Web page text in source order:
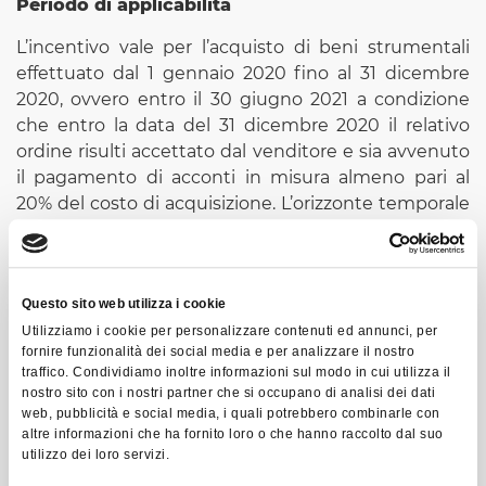
Questo sito web utilizza i cookie
Utilizziamo i cookie per personalizzare contenuti ed annunci, per
fornire funzionalità dei social media e per analizzare il nostro
traffico. Condividiamo inoltre informazioni sul modo in cui utilizza il
nostro sito con i nostri partner che si occupano di analisi dei dati
web, pubblicità e social media, i quali potrebbero combinarle con
altre informazioni che ha fornito loro o che hanno raccolto dal suo
utilizzo dei loro servizi.
Periodo di applicabilità
L’incentivo vale per l’acquisto di beni strumentali
effettuato dal 1 gennaio 2020 fino al 31 dicembre
2020, ovvero entro il 30 giugno 2021 a condizione
che entro la data del 31 dicembre 2020 il relativo
ordine risulti accettato dal venditore e sia avvenuto
il pagamento di acconti in misura almeno pari al
20% del costo di acquisizione. L’orizzonte temporale
per la consegna è quindi al massimo di18 mesi
mentre nell’attuale disciplina era di 24 mesi.
Per gli investimenti in beni strumentali – sia quelli
“normali” sia quelli 4.0 – il credito d’imposta può
essereutilizzato in compensazione in cinque
quote annuali“a decorrere dall’anno successivo a
quello dell’avvenuta interconnessione”. Sono state
quindi accolte le richieste di Confindustria che
aveva chiesto di non limitare la compensazione ai